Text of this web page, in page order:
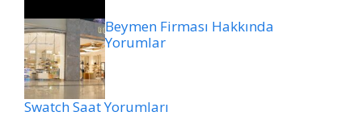
Beymen Firması Hakkında
Yorumlar
Swatch Saat Yorumları